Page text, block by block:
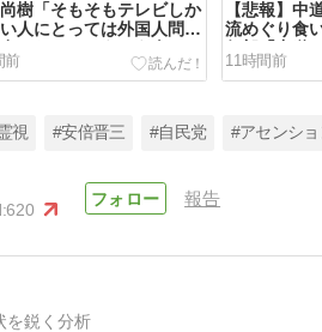
樹「そもそもテレビしか
人にとっては外国人問題
在しない。こういう人たち
国人やばい」と気づく時
う日本は手遅れ」
前
【悲報】中
流めぐり食
行部「中道
する案もあ
11時間前
視 #安倍晋三 #自民党 #アセンショ
620
報告
を鋭く分析